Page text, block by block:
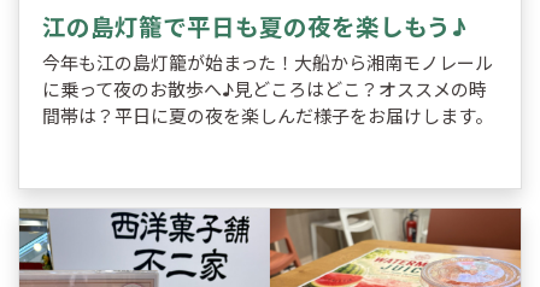
江の島灯籠で平日も夏の夜を楽しもう♪
今年も江の島灯籠が始まった！大船から湘南モノレール
に乗って夜のお散歩へ♪見どころはどこ？オススメの時
間帯は？平日に夏の夜を楽しんだ様子をお届けします。